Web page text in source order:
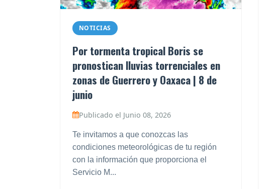
NOTICIAS
Por tormenta tropical Boris se
pronostican lluvias torrenciales en
zonas de Guerrero y Oaxaca | 8 de
junio
Publicado el Junio 08, 2026
Te invitamos a que conozcas las
condiciones meteorológicas de tu región
con la información que proporciona el
Servicio M...